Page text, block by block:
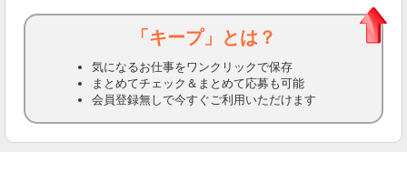
「キープ」とは？
気になるお仕事をワンクリックで保存
まとめてチェック＆まとめて応募も可能
会員登録無しで今すぐご利用いただけます